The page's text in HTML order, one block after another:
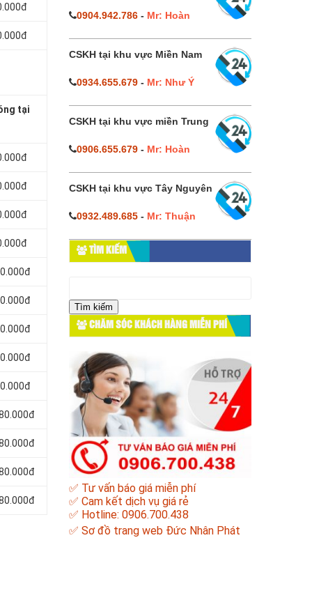
tại
0904.942.786- Mr: Hoàn
CSKH tại khu vực Miền Nam
0934.655.679- Mr: Như Ý
CSKH tại khu vực miền Trung
0906.655.679- Mr: Hoàn
CSKH tại khu vực Tây Nguyên
0932.489.685- Mr: Thuận
TÌM KIẾM
cho:
CHĂM SÓC KHÁCH HÀNG MIỄN PHÍ
✅ Tư vấn báo giá miễn phí
✅ Cam kết dịch vụ giá rẻ
✅ Hotline: 0906.700.438
✅ Sơ đồ trang web Đức Nhân Phát